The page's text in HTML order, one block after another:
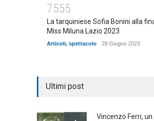
7555
La tarquiniese Sofia Bonini alla
Miss Miluna Lazio 2023
Articoli, spettacolo 28 Giugno 2023
Ultimi post
Vincenzo Ferri, un